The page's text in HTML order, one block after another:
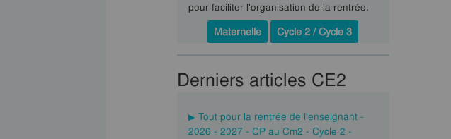
pour faciliter l'organisation de la rentrée.
Maternelle
Cycle 2 / Cycle 3
Derniers articles CE2
Tout pour la rentrée de l'enseignant -
2026 - 2027 - CP au Cm2 - Cycle 2 -